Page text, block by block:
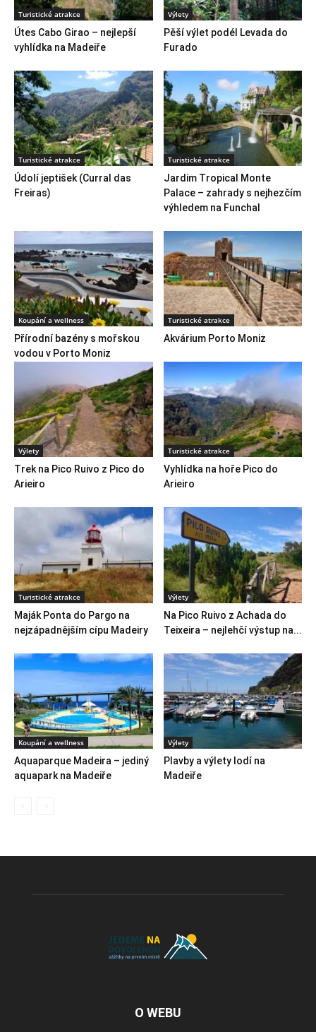
Turistické atrakce
Útes Cabo Girao – nejlepší
vyhlídka na Madeiře
Výlety
Pěší výlet podél Levada do
Furado
Turistické atrakce
Údolí jeptišek (Curral das
Freiras)
Turistické atrakce
Jardim Tropical Monte
Palace – zahrady s nejhezčím
výhledem na Funchal
Koupání a wellness
Přírodní bazény s mořskou
vodou v Porto Moniz
Turistické atrakce
Akvárium Porto Moniz
Výlety
Trek na Pico Ruivo z Pico do
Arieiro
Turistické atrakce
Vyhlídka na hoře Pico do
Arieiro
Turistické atrakce
Maják Ponta do Pargo na
nejzápadnějším cípu Madeiry
Výlety
Na Pico Ruivo z Achada do
Teixeira – nejlehčí výstup na...
Koupání a wellness
Aquaparque Madeira – jediný
aquapark na Madeiře
Výlety
Plavby a výlety lodí na
Madeiře
O WEBU